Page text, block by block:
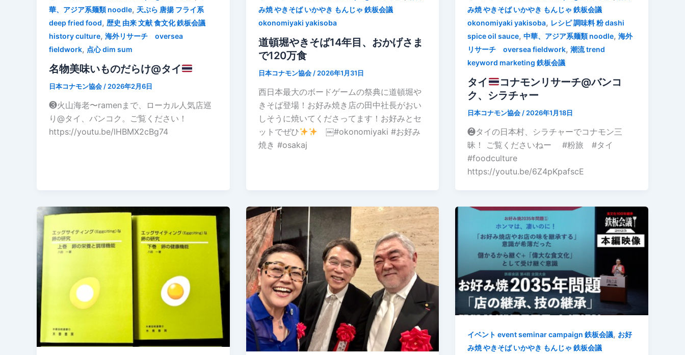
華、アジア系麺類 noodle, 天ぷら 唐揚 フライ系
deep fried food, 歴史 由来 文献 食文化 鉄板会議
history culture, 海外リサーチ oversea
fieldwork, 点心 dim sum
名物美味いものだらけ@タイ
日本コナモン協会 / 2026年2月6日
❸火山海老〜ramenまで、ローカル人気店巡
り@タイ、バンコク。ご覧ください！
https://youtu.be/lHBMX2cBg74
み焼 やきそば いかやき もんじゃ 鉄板会議
okonomiyaki yakisoba
道頓堀やきそば14年目、おかげさま
で120万食
日本コナモン協会 / 2026年1月31日
西日本最大のボードゲームの祭典に道頓堀や
きそば登場！お好み焼き店の田中社長がおい
しそうに焼いてくださってます！お好みとセ
ットでぜひ
￼#okonomiyaki #お好み
焼き #osakaj
み焼 やきそば いかやき もんじゃ 鉄板会議
okonomiyaki yakisoba, レシピ 調味料 粉 dashi
spice oil sauce,中華、アジア系麺類 noodle,海外
リサーチ oversea fieldwork,潮流 trend
keyword marketing 鉄板会議
タイ
コナモンリサーチ@バンコ
ク、シラチャー
日本コナモン協会 / 2026年1月18日
❷タイの日本村、シラチャーでコナモン三
昧！ ご覧くださいねー #粉旅 #タイ
#foodculture
https://youtu.be/6Z4pKpafscE
イベント event seminar campaign 鉄板会議, お好
み焼 やきそば いかやき もんじゃ 鉄板会議